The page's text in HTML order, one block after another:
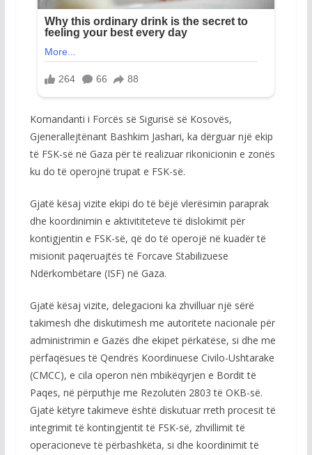
Komandanti i Forcës së Sigurisë së Kosovës,
Gjenerallejtënant Bashkim Jashari, ka dërguar një ekip
të FSK-së në Gaza për të realizuar rikonicionin e zonës
ku do të operojnë trupat e FSK-së.
Gjatë kësaj vizite ekipi do të bëjë vlerësimin paraprak
dhe koordinimin e aktivititeteve të dislokimit për
kontigjentin e FSK-së, që do të operojë në kuadër të
misionit paqeruajtës të Forcave Stabilizuese
Ndërkombëtare (ISF) në Gaza.
Gjatë kësaj vizite, delegacioni ka zhvilluar një sërë
takimesh dhe diskutimesh me autoritete nacionale për
administrimin e Gazës dhe ekipet përkatëse, si dhe me
përfaqësues të Qendrës Koordinuese Civilo-Ushtarake
(CMCC), e cila operon nën mbikëqyrjen e Bordit të
Paqes, në përputhje me Rezolutën 2803 të OKB-së.
Gjatë këtyre takimeve është diskutuar rreth procesit të
integrimit të kontingjentit të FSK-së, zhvillimit të
operacioneve të përbashkëta, si dhe koordinimit të